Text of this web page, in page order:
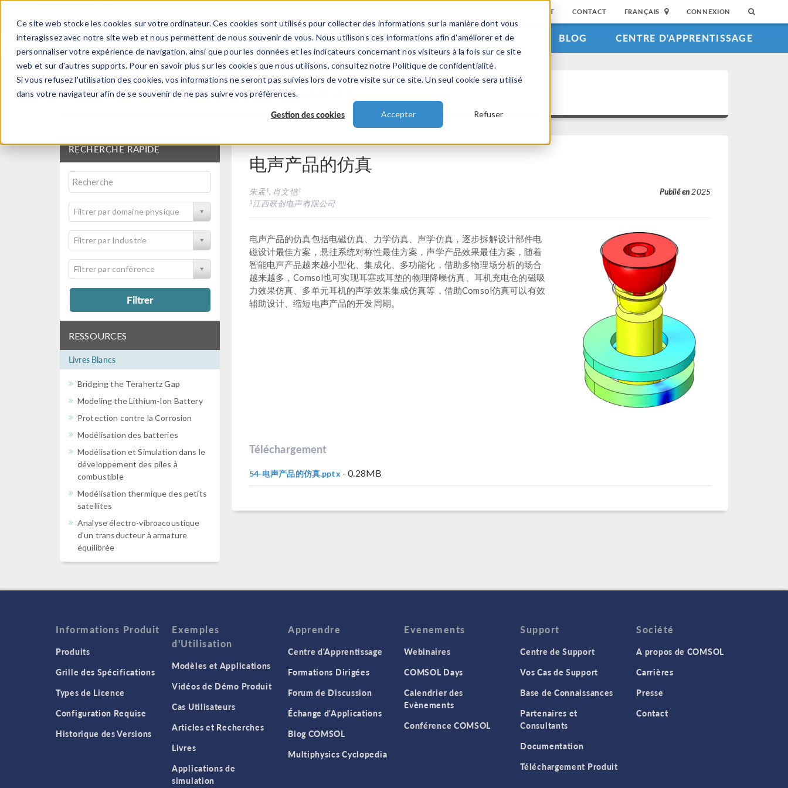
Ce site web stocke les cookies sur votre ordinateur. Ces cookies sont utilisés pour collecter des informations sur la manière dont vous
interagissez avec notre site web et nous permettent de nous souvenir de vous. Nous utilisons ces informations afin d'améliorer et de
personnaliser votre expérience de navigation, ainsi que pour les données et les indicateurs concernant nos visiteurs à la fois sur ce site
web et sur d'autres supports. Pour en savoir plus sur les cookies que nous utilisons, consultez notre Politique de confidentialité.
Si vous refusez l'utilisation des cookies, vos informations ne seront pas suivies lors de votre visite sur ce site. Un seul cookie sera utilisé
dans votre navigateur afin de se souvenir de ne pas suivre vos préférences.
Gestion des cookies Accepter Refuser
SUPPORT CONTACT FRANÇAIS CONNEXION
PRODUITS INDUSTRIES VIDEOS EVENEMENTS BLOG CENTRE D'APPRENTISSAGE
Articles techniques et présentations
RECHERCHE RAPIDE
Filtrer par domaine physique
Filtrer par Industrie
Filtrer par conférence
Filtrer
RESSOURCES
Livres Blancs
Bridging the Terahertz Gap
Modeling the Lithium-Ion Battery
Protection contre la Corrosion
Modélisation des batteries
Modélisation et Simulation dans le
développement des piles à
combustible
Modélisation thermique des petits
satellites
Analyse électro-vibroacoustique
d'un transducteur à armature
équilibrée
电声产品的仿真
朱孟1, 肖文恺1
1 江西联创电声有限公司
Publié en 2025
电声产品的仿真包括电磁仿真、力学仿真、声学仿真，逐步拆解设计部件电
磁设计最佳方案，悬挂系统对称性最佳方案，声学产品效果最佳方案，随着
智能电声产品越来越小型化、集成化、多功能化，借助多物理场分析的场合
越来越多，Comsol也可实现耳塞或耳垫的物理降噪仿真、耳机充电仓的磁吸
力效果仿真、多单元耳机的声学效果集成仿真等，借助Comsol仿真可以有效
辅助设计、缩短电声产品的开发周期。
Téléchargement
54-电声产品的仿真.pptx - 0.28MB
Informations Produit
Produits
Grille des Spécifications
Types de Licence
Configuration Requise
Historique des Versions
Exemples
d'Utilisation
Modèles et Applications
Vidéos de Démo Produit
Cas Utilisateurs
Articles et Recherches
Livres
Applications de
simulation
Apprendre
Centre d'Apprentissage
Formations Dirigées
Forum de Discussion
Échange d'Applications
Blog COMSOL
Multiphysics Cyclopedia
Evenements
Webinaires
COMSOL Days
Calendrier des
Evènements
Conférence COMSOL
Support
Centre de Support
Vos Cas de Support
Base de Connaissances
Partenaires et
Consultants
Documentation
Téléchargement Produit
Société
A propos de COMSOL
Carrières
Presse
Contact